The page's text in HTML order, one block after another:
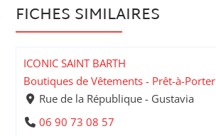
FICHES SIMILAIRES
ICONIC SAINT BARTH
Boutiques de Vêtements - Prêt-à-Porter
Rue de la République - Gustavia
06 90 73 08 57